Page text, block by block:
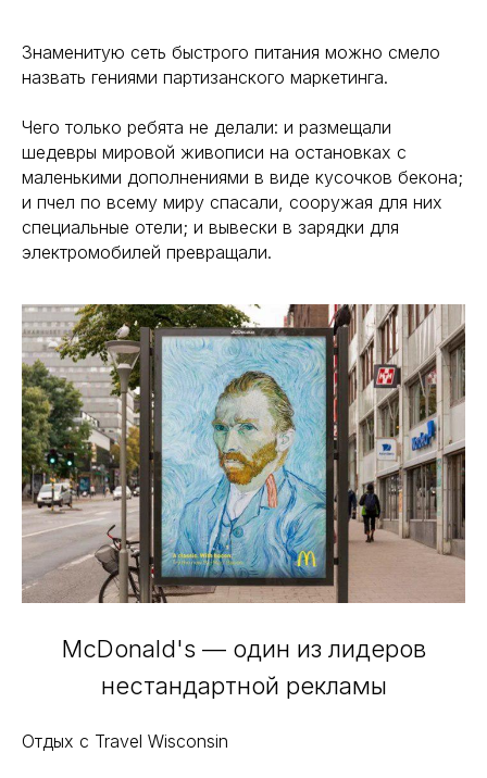
Знаменитую сеть быстрого питания можно смело
назвать гениями партизанского маркетинга.
Чего только ребята не делали: и размещали
шедевры мировой живописи на остановках с
маленькими дополнениями в виде кусочков бекона;
и пчел по всему миру спасали, сооружая для них
специальные отели; и вывески в зарядки для
электромобилей превращали.
McDonald's — один из лидеров
нестандартной рекламы
Отдых с Travel Wisconsin